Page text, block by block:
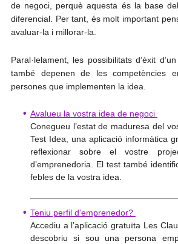
de negoci, perquè aquesta és la base
diferencial. Per tant, és molt important
avaluar-la i millorar-la.
Paral·lelament, les possibilitats d’èxit
també depenen de les competències
persones que implementen la idea.
Avalueu la vostra idea de negoci
Conegueu l’estat de maduresa del
Test Idea, una aplicació informàtica
reflexionar sobre el vostre
d’emprenedoria. El test també
febles de la vostra idea.
Teniu perfil d’emprenedor?
Accediu a l’aplicació gratuïta Les
descobriu si sou una persona